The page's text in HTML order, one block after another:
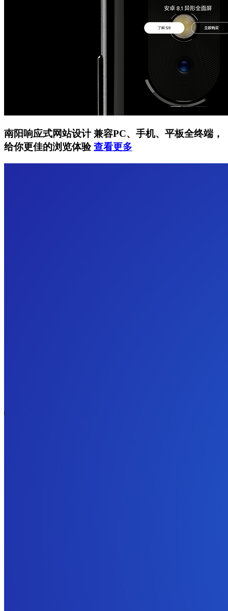
南阳响应式网站设计兼容PC、手机、平板全终端，
给你更佳的浏览体验查看更多